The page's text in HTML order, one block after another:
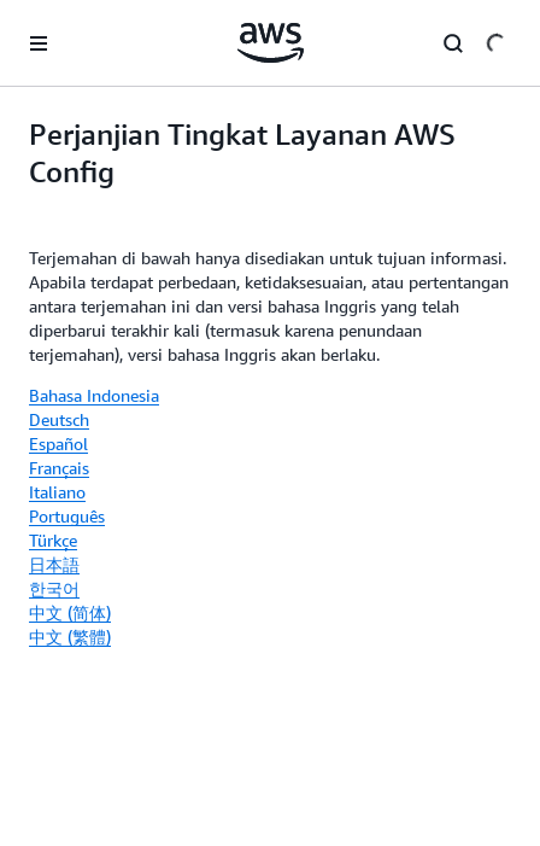
Perjanjian Tingkat Layanan AWS
Config
Terjemahan di bawah hanya disediakan untuk tujuan informasi.
Apabila terdapat perbedaan, ketidaksesuaian, atau pertentangan
antara terjemahan ini dan versi bahasa Inggris yang telah
diperbarui terakhir kali (termasuk karena penundaan
terjemahan), versi bahasa Inggris akan berlaku.
Bahasa Indonesia
Deutsch
Español
Français
Italiano
Português
Türkçe
日本語
한국어
中文 (简体)
中文 (繁體)